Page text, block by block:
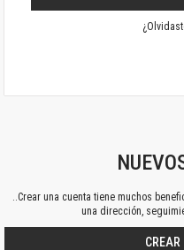
..Crear una cuenta tiene muchos
una dirección,